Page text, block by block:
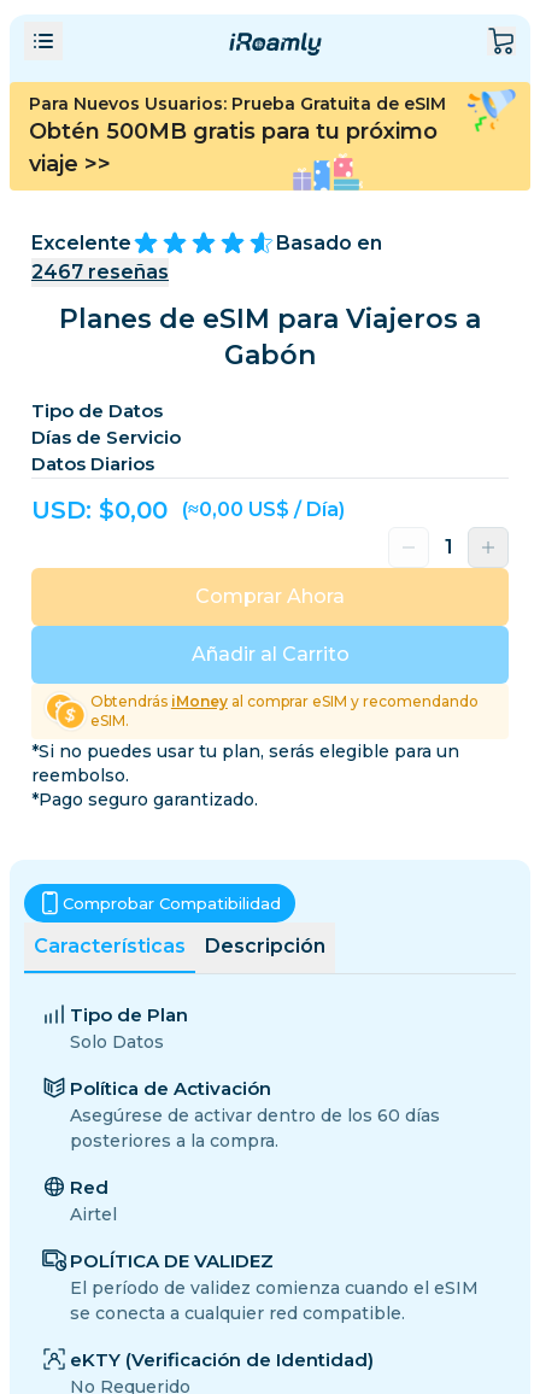
Para Nuevos Usuarios: Prueba Gratuita de eSIM
Obtén 500MB gratis para tu próximo
viaje >>
Excelente
Basado en
2467 reseñas
Planes de eSIM para Viajeros a
Gabón
Tipo de Datos
Días de Servicio
Datos Diarios
USD: $0,00 (≈0,00 US$ / Día)
Añadir al Carrito
Comprar Ahora
Obtendrás iMoneyal comprar eSIM y recomendando
eSIM.
*Si no puedes usar tu plan, serás elegible para un
reembolso.
*Pago seguro garantizado.
Características Descripción
Comprobar Compatibilidad
Tipo de Plan
Solo Datos
Política de Activación
Asegúrese de activar dentro de los 60 días
posteriores a la compra.
Red
Airtel
POLÍTICA DE VALIDEZ
El período de validez comienza cuando el eSIM
se conecta a cualquier red compatible.
eKTY (Verificación de Identidad)
No Requerido